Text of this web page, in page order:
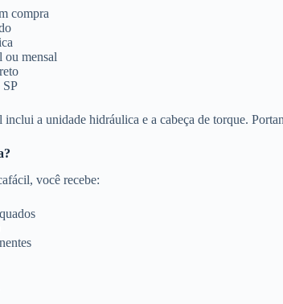
compra
mensal
SP
a unidade hidráulica e a cabeça de torque.
você recebe: